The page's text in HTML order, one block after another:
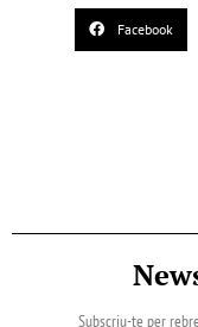
Facebook
Subscriu-te per